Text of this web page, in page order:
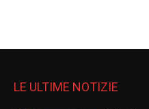
LE ULTIME NOTIZIE